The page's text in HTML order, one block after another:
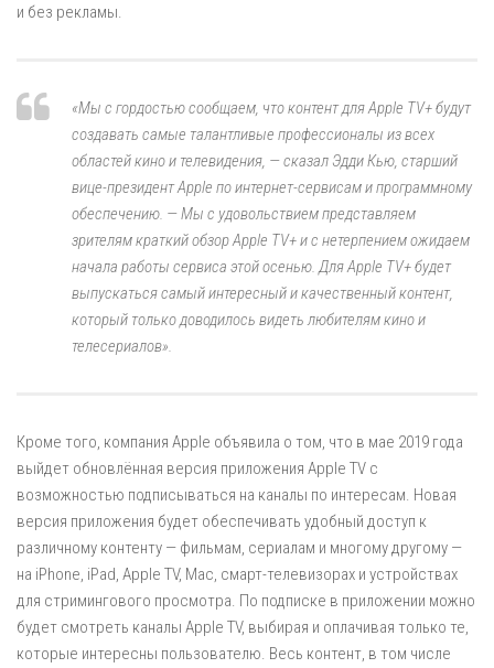
и без рекламы.
«Мы с гордостью сообщаем, что контент для Apple TV+ будут
создавать самые талантливые профессионалы из всех
областей кино и телевидения, — сказал Эдди Кью, старший
вице-президент Apple по интернет-сервисам и программному
обеспечению. — Мы с удовольствием представляем
зрителям краткий обзор Apple TV+ и с нетерпением ожидаем
начала работы сервиса этой осенью. Для Apple TV+ будет
выпускаться самый интересный и качественный контент,
который только доводилось видеть любителям кино и
телесериалов».
Кроме того, компания Apple объявила о том, что в мае 2019 года
выйдет обновлённая версия приложения Apple TV с
возможностью подписываться на каналы по интересам. Новая
версия приложения будет обеспечивать удобный доступ к
различному контенту — фильмам, сериалам и многому другому —
на iPhone, iPad, Apple TV, Mac, смарт-телевизорах и устройствах
для стримингового просмотра. По подписке в приложении можно
будет смотреть каналы Apple TV, выбирая и оплачивая только те,
которые интересны пользователю. Весь контент, в том числе